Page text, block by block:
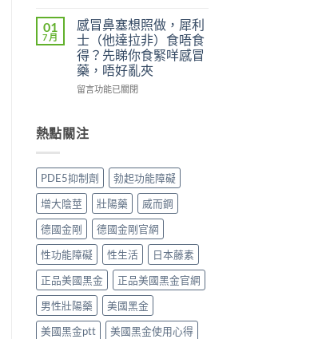
賴
性、
停
藥
反
安
全
完
整
解
析〉
中
何？
雙
效
機
制、
用
安
全
南〉
中
用
全
解
析：
頭
塞
是
常
的？
哪
些
情
況
必
須
停
藥
就
醫〉
中
威
大
20mg（Levitra，
伐
地
那
療
勃
功
能
障
礙
的
服
用
方
法、
效
果
與
副
01
7 月
感冒鼻塞想照做，犀利
士（他達拉非）食唔食
得？先睇你食緊咩感冒
藥，唔好亂夾
在
鼻
塞
照
做，
犀
利
士
（他
達
拉
非）
食
唔
食
得？
留言功能已關閉
熱點關注
PDE5抑制劑
勃起功能障礙
增大陰莖
壯陽藥
威而鋼
德國金剛
德國金剛官網
性功能障礙
性生活
日本藤素
正品美國黑金
正品美國黑金官網
男性壯陽藥
美國黑金
美國黑金ptt
美國黑金使用心得